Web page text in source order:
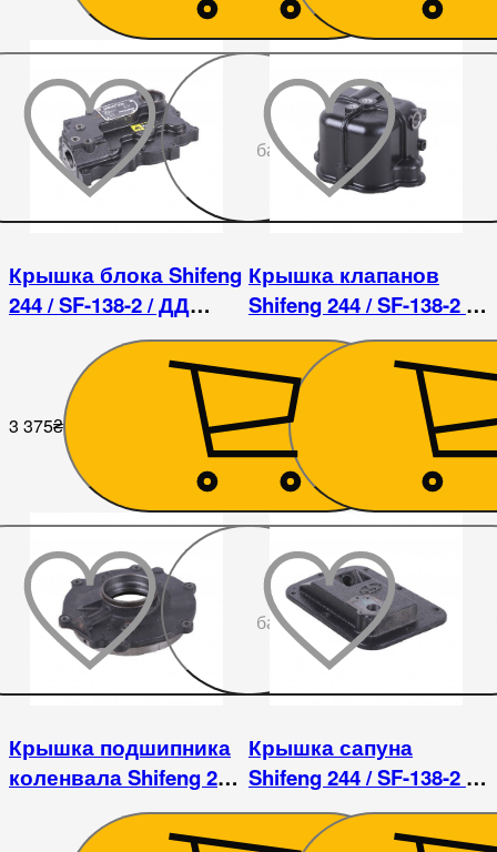
бажаного
Крышка блока Shifeng
244 / SF-138-2 / ДД
3 375₴
Крышка клапанов
Shifeng 244 / SF-138-2 /
ДД 1122ВЭ
900₴
До
бажаного
Крышка подшипника
коленвала Shifeng 244
/ SF-138-2 / ДД 1122ВЄ
Крышка сапуна
Shifeng 244 / SF-138-2 /
ДД1122